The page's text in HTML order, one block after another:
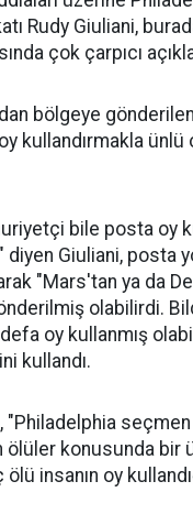
Rudy Giuliani,
çok çarpıcı
bölgeye
kullandırmakla
bile posta oy
Giuliani, posta
"Mars'tan ya da
olabilirdi.
oy kullanmış
kullandı.
"Philadelphia seçmen
ölüler konusunda bir
insanın oy